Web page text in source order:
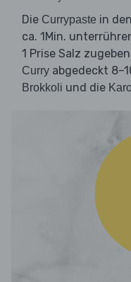
Die Currypaste in
ca. 1Min.
1 Prise Salz
Curry abgedeckt
Brokkoli und die